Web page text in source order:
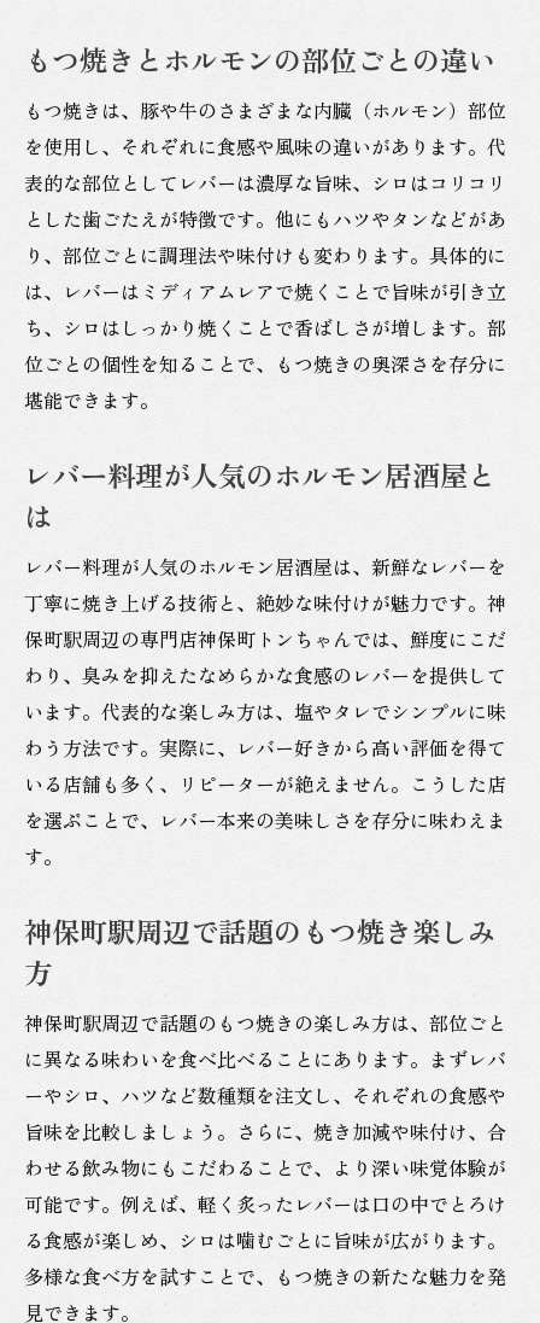
もつ焼きとホルモンの部位ごとの違い
もつ焼きは、豚や牛のさまざまな内臓（ホルモン）部位
を使用し、それぞれに食感や風味の違いがあります。代
表的な部位としてレバーは濃厚な旨味、シロはコリコリ
とした歯ごたえが特徴です。他にもハツやタンなどがあ
り、部位ごとに調理法や味付けも変わります。具体的に
は、レバーはミディアムレアで焼くことで旨味が引き立
ち、シロはしっかり焼くことで香ばしさが増します。部
位ごとの個性を知ることで、もつ焼きの奥深さを存分に
堪能できます。
レバー料理が人気のホルモン居酒屋と
は
レバー料理が人気のホルモン居酒屋は、新鮮なレバーを
丁寧に焼き上げる技術と、絶妙な味付けが魅力です。神
保町駅周辺の専門店神保町トンちゃんでは、鮮度にこだ
わり、臭みを抑えたなめらかな食感のレバーを提供して
います。代表的な楽しみ方は、塩やタレでシンプルに味
わう方法です。実際に、レバー好きから高い評価を得て
いる店舗も多く、リピーターが絶えません。こうした店
を選ぶことで、レバー本来の美味しさを存分に味わえま
す。
神保町駅周辺で話題のもつ焼き楽しみ
方
神保町駅周辺で話題のもつ焼きの楽しみ方は、部位ごと
に異なる味わいを食べ比べることにあります。まずレバ
ーやシロ、ハツなど数種類を注文し、それぞれの食感や
旨味を比較しましょう。さらに、焼き加減や味付け、合
わせる飲み物にもこだわることで、より深い味覚体験が
可能です。例えば、軽く炙ったレバーは口の中でとろけ
る食感が楽しめ、シロは噛むごとに旨味が広がります。
多様な食べ方を試すことで、もつ焼きの新たな魅力を発
見できます。